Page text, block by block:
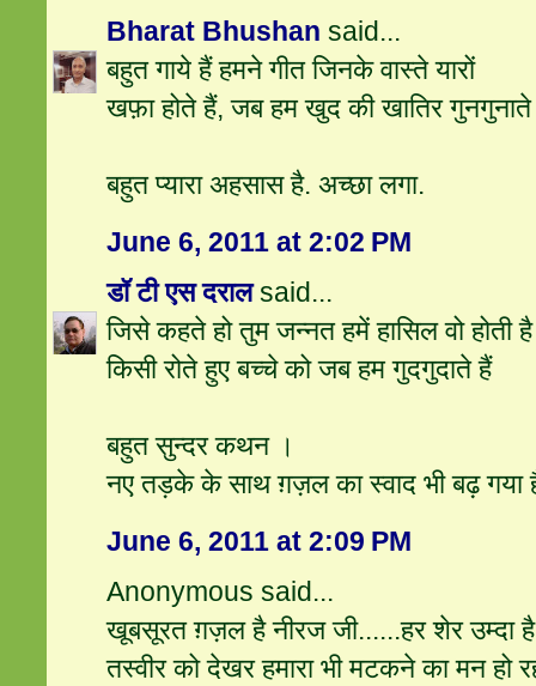
Bharat Bhushan said...
बहुत गाये हैं हमने गीत जिनके वास्ते यारों
खफ़ा होते हैं, जब हम खुद की खातिर
बहुत प्यारा अहसास है. अच्छा लगा.
June 6, 2011 at 2:02 PM
डॉ टी एस दरालsaid...
जिसे कहते हो तुम जन्नत हमें हासिल वो होती है
किसी रोते हुए बच्चे को जब हम गुदगुदाते हैं
बहुत सुन्दर कथन ।
नए तड़के के साथ ग़ज़ल का स्वाद भी बढ़ गया
June 6, 2011 at 2:09 PM
Anonymous said...
खूबसूरत ग़ज़ल है नीरज जी......हर शेर उम्दा
तस्वीर को देखर हमारा भी मटकने का मन हो